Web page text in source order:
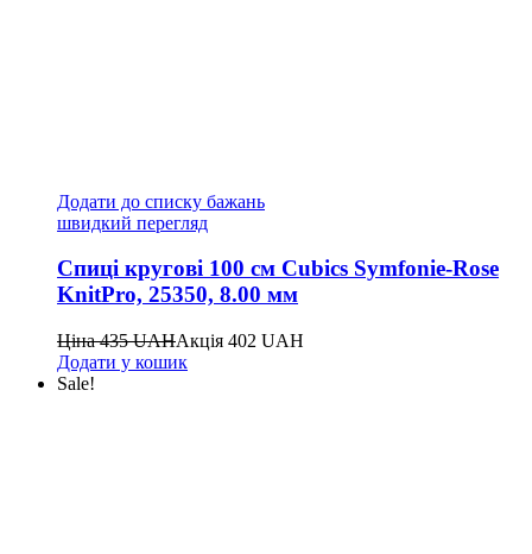
Додати до списку бажань
швидкий перегляд
Спиці кругові 100 см Cubics Symfonie-Rose
KnitPro, 25350, 8.00 мм
Ціна435UAHАкція 402 UAH
Додати у кошик
Sale!